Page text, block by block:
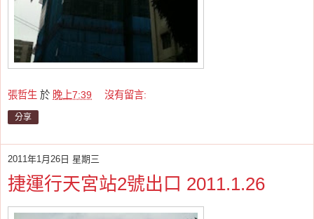
張哲生 於 晚上7:39 沒有留言:
分享
2011年1月26日 星期三
捷運行天宮站2號出口 2011.1.26